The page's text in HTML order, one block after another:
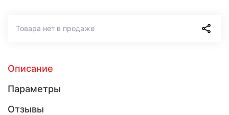
Товара нет в продаже
Описание
Параметры
Отзывы